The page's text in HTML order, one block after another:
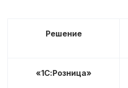
Решение
«1С:Розница»